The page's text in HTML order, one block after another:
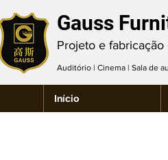
Gauss
Projeto e
Auditório | Cinema | Sala de
Início